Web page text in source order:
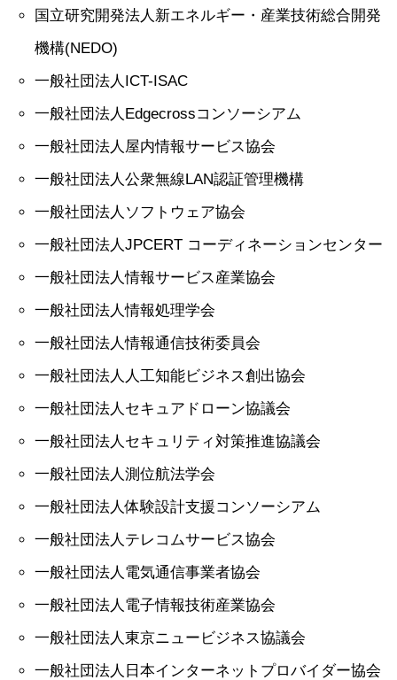
国立研究開発法人新エネルギー・産業技術総合開発
機構(NEDO)
一般社団法人ICT-ISAC
一般社団法人Edgecrossコンソーシアム
一般社団法人屋内情報サービス協会
一般社団法人公衆無線LAN認証管理機構
一般社団法人ソフトウェア協会
一般社団法人JPCERT コーディネーションセンター
一般社団法人情報サービス産業協会
一般社団法人情報処理学会
一般社団法人情報通信技術委員会
一般社団法人人工知能ビジネス創出協会
一般社団法人セキュアドローン協議会
一般社団法人セキュリティ対策推進協議会
一般社団法人測位航法学会
一般社団法人体験設計支援コンソーシアム
一般社団法人テレコムサービス協会
一般社団法人電気通信事業者協会
一般社団法人電子情報技術産業協会
一般社団法人東京ニュービジネス協議会
一般社団法人日本インターネットプロバイダー協会